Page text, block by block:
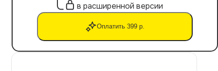
в расширенной версии
Оплатить 399 р.